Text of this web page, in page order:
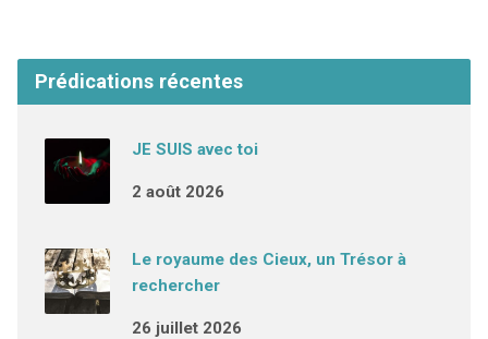
Prédications récentes
JE SUIS avec toi
2 août 2026
Le royaume des Cieux, un Trésor à
rechercher
26 juillet 2026